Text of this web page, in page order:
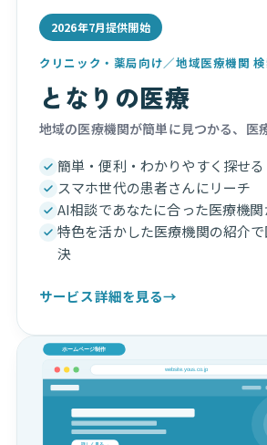
2026年7月提供開始
クリニック・薬局向け／地域医療機関
となりの医療
地域の医療機関が簡単に見つかる、医
簡単・便利・わかりやすく探せる
スマホ世代の患者さんにリーチ
AI相談であなたに合った医療機関
特色を活かした医療機関の紹介
決
サービス詳細を見る→